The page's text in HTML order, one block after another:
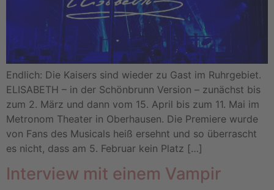
Endlich: Die Kaisers sind wieder zu Gast im Ruhrgebiet.
ELISABETH – in der Schönbrunn Version – zunächst bis
zum 2. März und dann vom 15. April bis zum 11. Mai im
Metronom Theater in Oberhausen. Die Premiere wurde
von Fans des Musicals heiß ersehnt und so überrascht
es nicht, dass am 5. Februar kein Platz […]
Interview mit einem Vampir